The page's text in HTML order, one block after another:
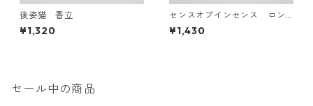
後姿猫 香立
¥1,320
センスオブインセンス ロン
グ
¥1,430
セール中の商品